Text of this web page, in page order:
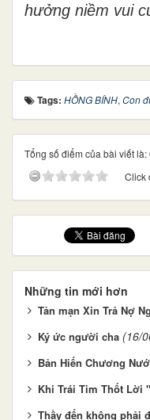
hưởng niềm vui
Tags: HỒNG BÍNH, Con
Tổng số điểm của bài viết
Click
Những tin mới hơn
Tản mạn Xin Trả Nợ
Ký ức người cha (16/
Bản Hiến Chương
Khi Trái Tim Thốt Lời
Thầy đến không phải